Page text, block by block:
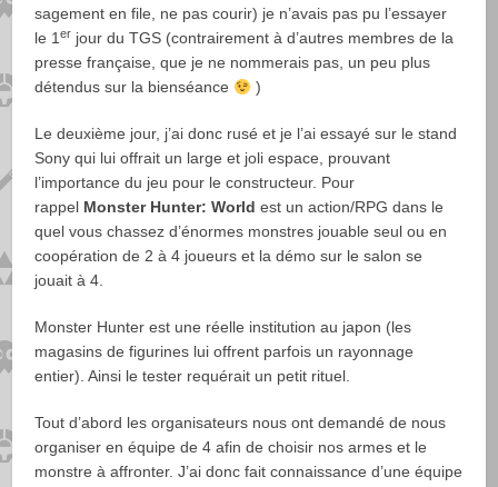
sagement en file, ne pas courir) je n’avais pas pu l’essayer
le 1er jour du TGS (contrairement à d’autres membres de la
presse française, que je ne nommerais pas, un peu plus
détendus sur la bienséance
)
Le deuxième jour, j’ai donc rusé et je l’ai essayé sur le stand
Sony qui lui offrait un large et joli espace, prouvant
l’importance du jeu pour le constructeur. Pour
rappel Monster Hunter: World est un action/RPG dans le
quel vous chassez d’énormes monstres jouable seul ou en
coopération de 2 à 4 joueurs et la démo sur le salon se
jouait à 4.
Monster Hunter est une réelle institution au japon (les
magasins de figurines lui offrent parfois un rayonnage
entier). Ainsi le tester requérait un petit rituel.
Tout d’abord les organisateurs nous ont demandé de nous
organiser en équipe de 4 afin de choisir nos armes et le
monstre à affronter. J’ai donc fait connaissance d’une équipe